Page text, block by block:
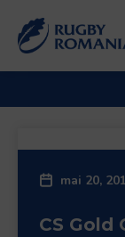
in
mai 20,
CS Gold